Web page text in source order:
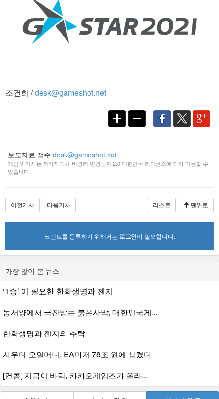
조건희 /desk@gameshot.net
보도자료 접수 desk@gameshot.net
게임샷 기사는 저작자표시-비영리-변경금지 2.0 대한민국 라이선스에 따라 이용할 수
있습니다.
이전기사 다음기사 리스트 맨위로
코멘트를 등록하기 위해서는 로그인이 필요합니다.
가장 많이 본 뉴스
‘1승’ 이 필요한 한화생명과 젠지
동서양에서 극찬받는 붉은사막, 대한민국게...
한화생명과 젠지의 추락
사우디 오일머니, EA마저 78조 원에 삼켰다
[컨콜] 지금이 바닥, 카카오게임즈가 올라...